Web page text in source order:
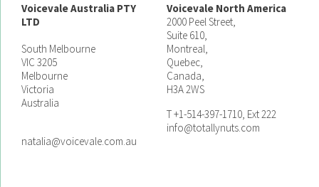
Voicevale Australia PTY
LTD
South Melbourne
VIC 3205
Melbourne
Victoria
Australia
natalia@voicevale.com.au
Voicevale North America
2000 Peel Street,
Suite 610,
Montreal,
Quebec,
Canada,
H3A 2WS
T +1-514-397-1710, Ext 222
info@totallynuts.com